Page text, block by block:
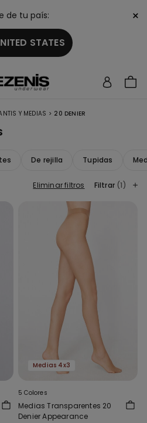
de tu país:
STATES
×
Y MEDIAS > 20 DENIER
De rejilla Tupidas
Eliminar filtros Filtrar (1)
Medias 4x3
5 Colores
Medias Transparentes 20
Denier Appearance